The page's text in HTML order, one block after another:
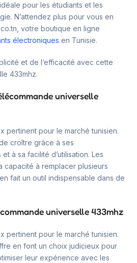
pour les étudiants et les
N’attendez plus pour vous en
votre boutique en ligne
électroniques en Tunisie.
et de l’efficacité avec cette
433mhz.
universelle
pertinent pour le marché tunisien.
croître grâce à ses
à sa facilité d’utilisation. Les
capacité à remplacer plusieurs
fait un outil indispensable dans de
universelle 433mhz
pertinent pour le marché tunisien.
en font un choix judicieux pour
leur expérience avec les